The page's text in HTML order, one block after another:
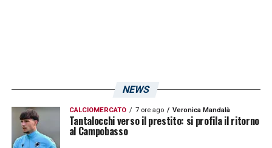
NEWS
CALCIOMERCATO 7 ore ago Veronica Mandalà
Tantalocchi verso il prestito: si profila il ritorno
al Campobasso